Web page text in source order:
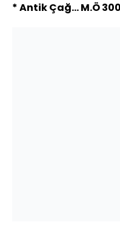
* Antik Çağ… M.Ö